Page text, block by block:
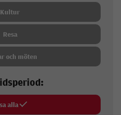
Kultur
Resa
och möten
alla